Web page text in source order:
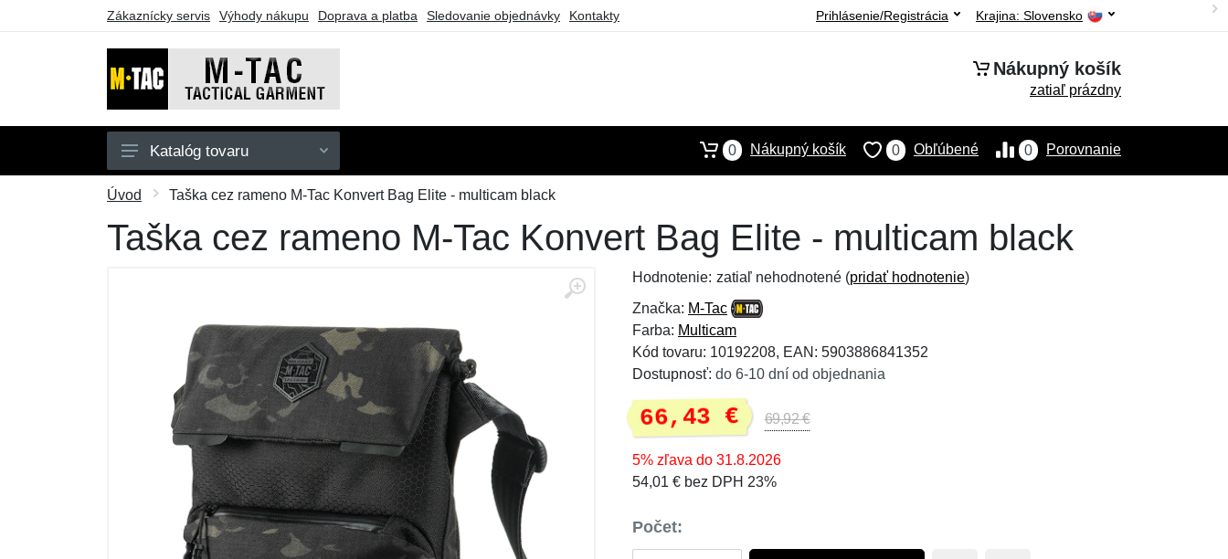
Zákaznícky servis Výhody nákupu Doprava a platba Sledovanie objednávky Kontakty Krajina: Slovensko
Prihlásenie/Registrácia
Nákupný košík
zatiaľ prázdny
Pánske
Dámske
Taktické vybavenie
Darčekové poukazy
Výpredaj
Katalóg tovaru 0 Porovnanie
0 Obľúbené
0 Nákupný košík
Úvod Taška cez rameno M-Tac Konvert Bag Elite - multicam black
Taška cez rameno M-Tac Konvert Bag Elite - multicam black
Hodnotenie: zatiaľ nehodnotené (pridať hodnotenie)
Značka: M-Tac
Farba: Multicam
Kód tovaru: 10192208, EAN: 5903886841352
Dostupnosť: do 6-10 dní od objednania
66,43 € 69,92 €
5% zľava do 31.8.2026
54,01 € bez DPH 23%
Počet: